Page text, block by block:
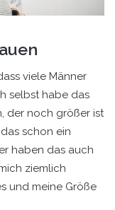
viele Männer
selbst habe das
der noch größer ist
schon ein
haben das auch
ziemlich
und meine Größe